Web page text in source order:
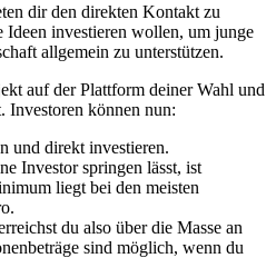
dir den direkten Kontakt zu
Ideen investieren wollen, um junge
allgemein zu unterstützen.
auf der Plattform deiner Wahl und
Investoren können nun:
und direkt investieren.
Investor springen lässt, ist
liegt bei den meisten
du also über die Masse an
sind möglich, wenn du